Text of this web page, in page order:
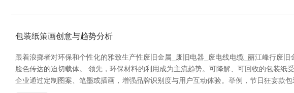
包装纸策画创意与趋势分析
跟着浪掷者对环保和个性化的雅致生产性废旧金属_废旧电器_废电线电缆_丽江峰行废
脸色传达的迫切载体。 领先，环保材料的利用成为主流趋势。可降解、可回收的包装
企业通过定制图案、笔墨或插画，增强品牌识别度与用户互动体验。举例，节日狂妄款